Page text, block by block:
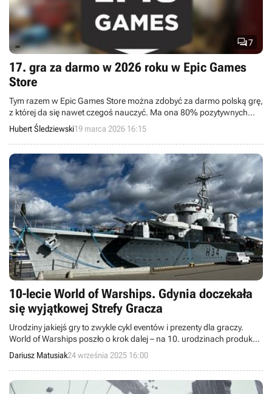
7
17. gra za darmo w 2026 roku w Epic Games
Store
Tym razem w Epic Games Store można zdobyć za darmo polską grę,
z której da się nawet czegoś nauczyć. Ma ona 80% pozytywnych
recenzji na Steamie.
Hubert Śledziewski19 marca 2026 16:15
10-lecie World of Warships. Gdynia doczekała
się wyjątkowej Strefy Gracza
Urodziny jakiejś gry to zwykle cykl eventów i prezenty dla graczy.
World of Warships poszło o krok dalej – na 10. urodzinach produkcji
pojawiły się władze miasta Gdynia, a w tamtejszym Muzeum
Marynarki Wojennej stanęła wyjątkowa Strefa Gracza.
Dariusz Matusiak24 września 2025 16:00